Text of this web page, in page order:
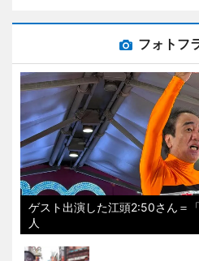
フォトフ
ゲスト出演した江頭2:50さん＝
人